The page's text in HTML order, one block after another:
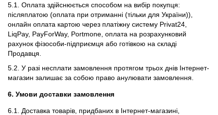
5.1. Оплата здійснюється способом на вибір покупця:
післяплатою (оплата при отриманні (тільки для України)),
онлайн оплата картою через платіжну систему Privat24,
LiqPay, PayForWay, Portmone, оплата на розрахунковий
рахунок фізособи-підприємця або готівкою на складі
Продавця.
5.2. У разі несплати замовлення протягом трьох днів Інтернет-
магазин залишає за собою право анулювати замовлення.
6. Умови доставки замовлення
6.1. Доставка товарів, придбаних в Інтернет-магазині,